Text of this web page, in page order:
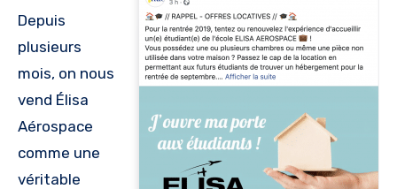
Depuis
plusieurs
mois, on nous
vend Élisa
Aérospace
comme une
véritable